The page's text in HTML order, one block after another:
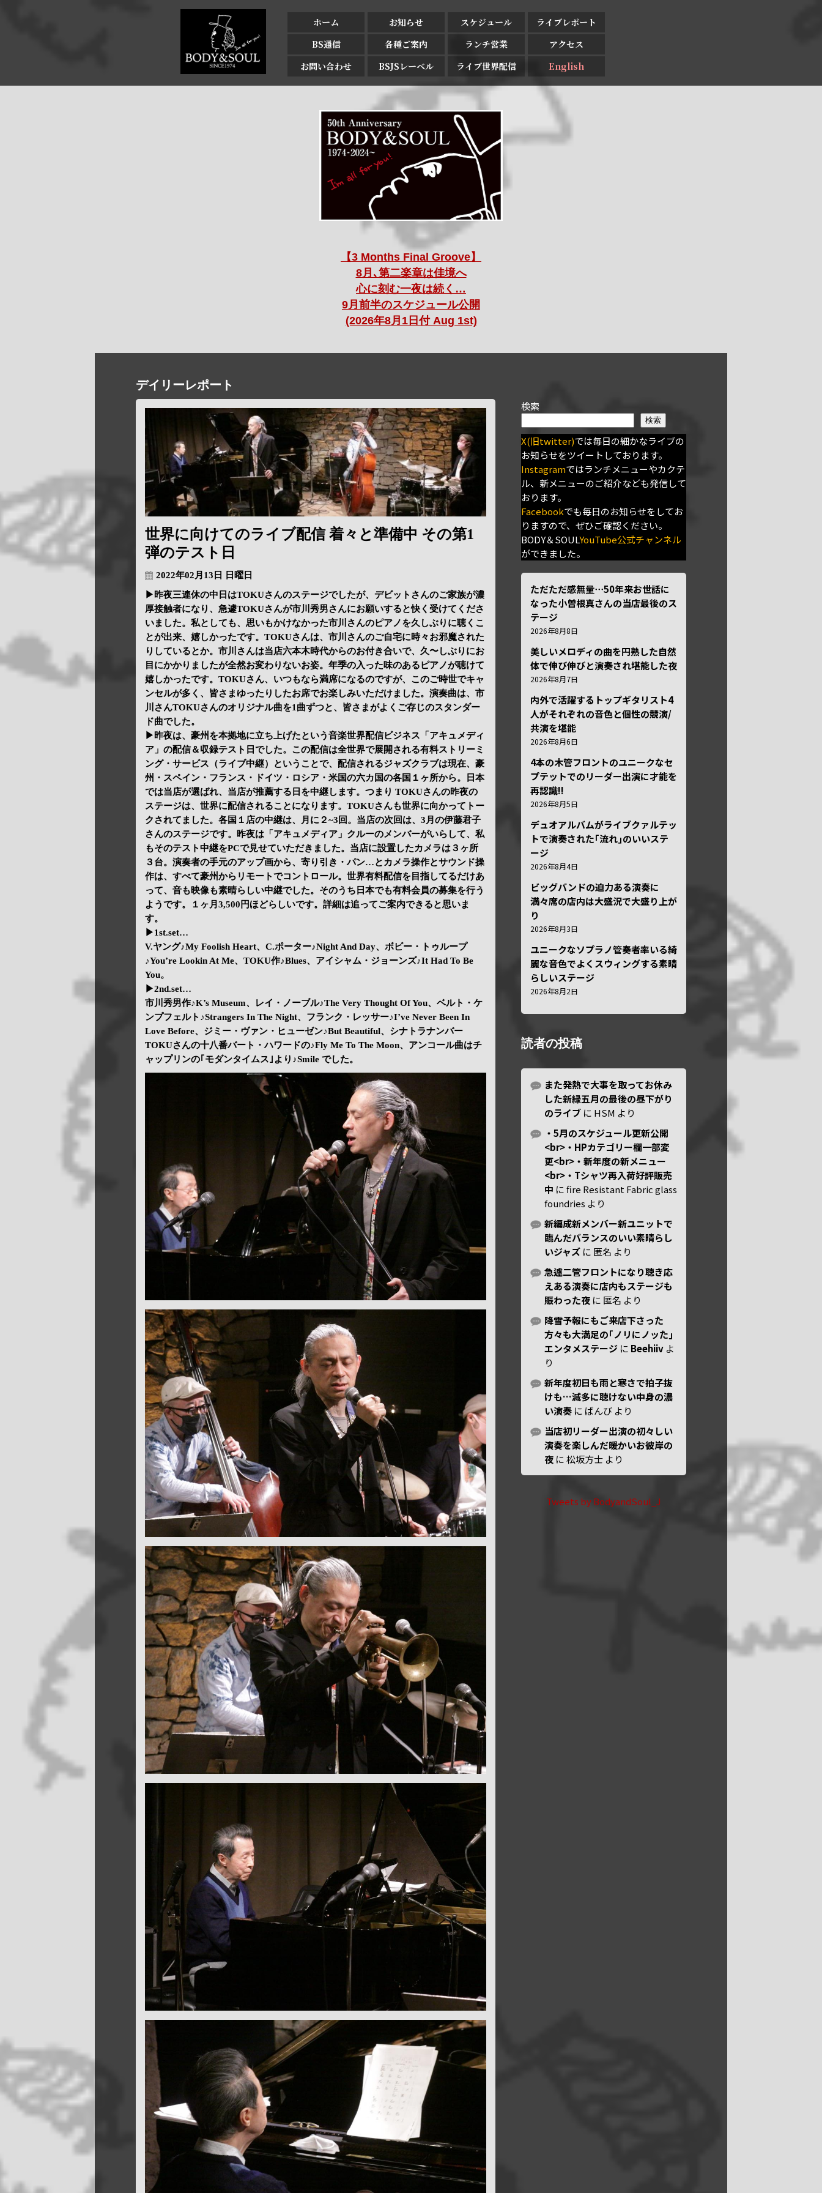
ホーム お知らせ スケジュール
ライブレポート
BS通信
各種ご案内 ランチ営業
アクセス
お問い合わせ
BSJSレーベル ライブ世界配信 English
【3 Months Final Groove】
8月､第二楽章は佳境へ
心に刻む一夜は続く…
9月前半のスケジュール公開
(2026年8月1日付 Aug 1st)
デイリーレポート
世界に向けてのライブ配信 着々と準備中 その第1
弾のテスト日
2022年02月13日 日曜日
▶昨夜三連休の中日はTOKUさんのステージでしたが、デビットさんのご家族が濃
厚接触者になり、急遽TOKUさんが市川秀男さんにお願いすると快く受けてくださ
いました。私としても、思いもかけなかった市川さんのピアノを久しぶりに聴くこ
とが出来、嬉しかったです。TOKUさんは、市川さんのご自宅に時々お邪魔された
りしているとか。市川さんは当店六本木時代からのお付き合いで、久〜しぶりにお
目にかかりましたが全然お変わりないお姿。年季の入った味のあるピアノが聴けて
嬉しかったです。TOKUさん、いつもなら満席になるのですが、このご時世でキャ
ンセルが多く、皆さまゆったりしたお席でお楽しみいただけました。演奏曲は、市
川さんTOKUさんのオリジナル曲を1曲ずつと、皆さまがよくご存じのスタンダー
ド曲でした。
▶昨夜は、豪州を本拠地に立ち上げたという音楽世界配信ビジネス「アキュメディ
ア」の配信＆収録テスト日でした。この配信は全世界で展開される有料ストリーミ
ング・サービス（ライブ中継）ということで、配信されるジャズクラブは現在、豪
州・スペイン・フランス・ドイツ・ロシア・米国の六カ国の各国１ヶ所から。日本
では当店が選ばれ、当店が推薦する日を中継します。つまり TOKUさんの昨夜の
ステージは、世界に配信されることになります。TOKUさんも世界に向かってトー
クされてました。各国１店の中継は、月に２~3回。当店の次回は、3月の伊藤君子
さんのステージです。昨夜は「アキュメディア」クルーのメンバーがいらして、私
もそのテスト中継をPCで見せていただきました。当店に設置したカメラは３ヶ所
３台。演奏者の手元のアップ画から、寄り引き・パン…とカメラ操作とサウンド操
作は、すべて豪州からリモートでコントロール。世界有料配信を目指してるだけあ
って、音も映像も素晴らしい中継でした。そのうち日本でも有料会員の募集を行う
ようです。１ヶ月3,500円ほどらしいです。詳細は追ってご案内できると思いま
す。
▶1st.set…
V.ヤング♪My Foolish Heart、C.ポーター♪Night And Day、ボビー・トゥループ
♪You’re Lookin At Me、TOKU作♪Blues、アイシャム・ジョーンズ♪It Had To Be
You。
▶2nd.set…
市川秀男作♪K’s Museum、レイ・ノーブル♪The Very Thought Of You、ベルト・ケ
ンプフェルト♪Strangers In The Night、フランク・レッサー♪I’ve Never Been In
Love Before、ジミー・ヴァン・ヒューゼン♪But Beautiful、シナトラナンバー
TOKUさんの十八番バート・ハワードの♪Fly Me To The Moon、アンコール曲はチ
ャップリンの｢モダンタイムス｣より♪Smile でした。
検索
検索
X(旧twitter)では毎日の細かなライブの
お知らせをツイートしております。
Instagramではランチメニューやカクテ
ル、新メニューのご紹介なども発信して
おります。
Facebookでも毎日のお知らせをしてお
りますので、ぜひご確認ください。
BODY＆SOULYouTube公式チャンネル
ができました。
ただただ感無量⋯50年来お世話に
なった小曽根真さんの当店最後のス
テージ
2026年8月8日
美しいメロディの曲を円熟した自然
体で伸び伸びと演奏され堪能した夜
2026年8月7日
内外で活躍するトップギタリスト4
人がそれぞれの音色と個性の競演/
共演を堪能
2026年8月6日
4本の木管フロントのユニークなセ
プテットでのリーダー出演に才能を
再認識!!
2026年8月5日
デュオアルバムがライブクァルテッ
トで演奏された｢流れ｣のいいステ
ージ
2026年8月4日
ビッグバンドの迫力ある演奏に
満々席の店内は大盛況で大盛り上が
り
2026年8月3日
ユニークなソプラノ管奏者率いる綺
麗な音色でよくスウィングする素晴
らしいステージ
2026年8月2日
読者の投稿
また発熱で大事を取ってお休み
した新緑五月の最後の昼下がり
のライブ に HSM より
・5月のスケジュール更新公開
<br>・HPカテゴリー欄一部変
更<br>・新年度の新メニュー
<br>・Tシャツ再入荷好評販売
中 にfire Resistant Fabric glass
foundries より
新編成新メンバー新ユニットで
臨んだバランスのいい素晴らし
いジャズ に 匿名 より
急遽二管フロントになり聴き応
えある演奏に店内もステージも
賑わった夜 に 匿名 より
降雪予報にもご来店下さった
方々も大満足の｢ノリにノッた｣
エンタメステージ に Beehiiv よ
り
新年度初日も雨と寒さで拍子抜
けも…滅多に聴けない中身の濃
い演奏 に ばんび より
当店初リーダー出演の初々しい
演奏を楽しんだ暖かいお彼岸の
夜 に松坂方士 より
Tweets by BodyandSoul_J